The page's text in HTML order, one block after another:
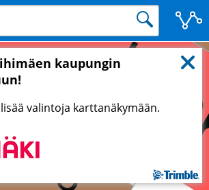
kaupungin
valintoja karttanäkymään.